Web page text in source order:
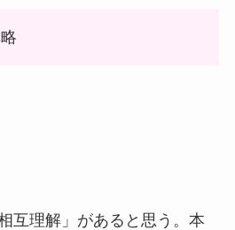
互理解」があると思う。本